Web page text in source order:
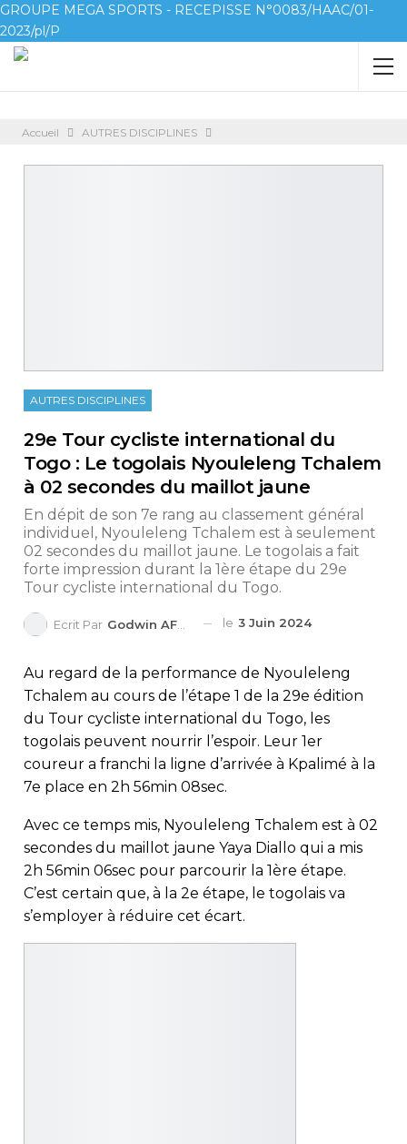
GROUPE MEGA SPORTS - RECEPISSE N°0083/HAAC/01-
2023/pl/P
Accueil AUTRES DISCIPLINES
AUTRES DISCIPLINES
29e Tour cycliste international du
Togo : Le togolais Nyouleleng Tchalem
à 02 secondes du maillot jaune
En dépit de son 7e rang au classement général
individuel, Nyouleleng Tchalem est à seulement
02 secondes du maillot jaune. Le togolais a fait
forte impression durant la 1ère étape du 29e
Tour cycliste international du Togo.
Ecrit Par Godwin AFEDO le 3 Juin 2024
Au regard de la performance de Nyouleleng
Tchalem au cours de l’étape 1 de la 29e édition
du Tour cycliste international du Togo, les
togolais peuvent nourrir l’espoir. Leur 1er
coureur a franchi la ligne d’arrivée à Kpalimé à la
7e place en 2h 56min 08sec.
Avec ce temps mis, Nyouleleng Tchalem est à 02
secondes du maillot jaune Yaya Diallo qui a mis
2h 56min 06sec pour parcourir la 1ère étape.
C’est certain que, à la 2e étape, le togolais va
s’employer à réduire cet écart.